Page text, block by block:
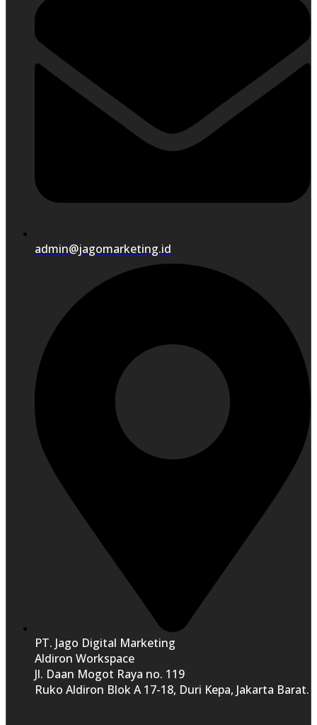
admin@jagomarketing.id
PT. Jago Digital Marketing
Aldiron Workspace
Jl. Daan Mogot Raya no. 119
Ruko Aldiron Blok A 17-18, Duri Kepa, Jakarta Barat.